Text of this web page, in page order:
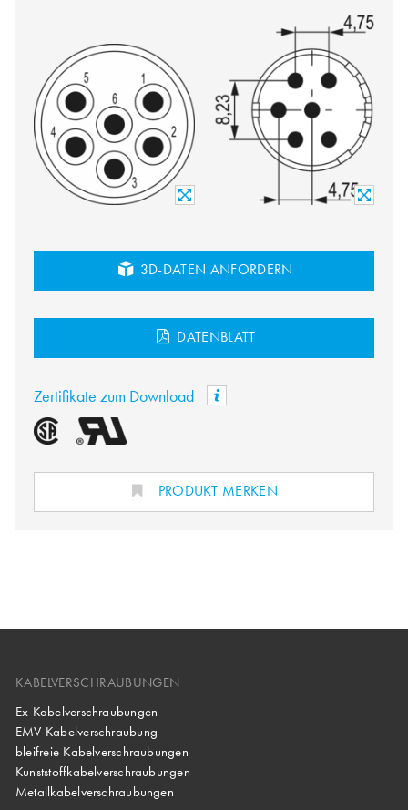
3D-DATEN ANFORDERN
DATENBLATT
Zertifikate zum Download
PRODUKT MERKEN
KABELVERSCHRAUBUNGEN
Ex Kabelverschraubungen
EMV Kabelverschraubung
bleifreie Kabelverschraubungen
Kunststoffkabelverschraubungen
Metallkabelverschraubungen